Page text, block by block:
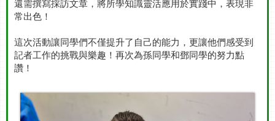
還需撰寫採訪文章，將所學知識靈活應用於實踐中，表現非
常出色！
這次活動讓同學們不僅提升了自己的能力，更讓他們感受到
記者工作的挑戰與樂趣！再次為孫同學和鄧同學的努力點
讚！